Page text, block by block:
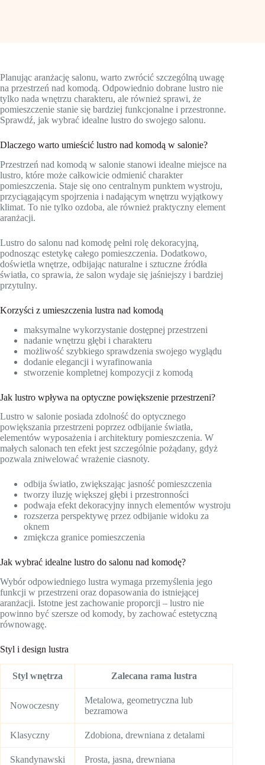
Planując aranżację salonu, warto zwrócić szczególną uwagę
na przestrzeń nad komodą. Odpowiednio dobrane lustro nie
tylko nada wnętrzu charakteru, ale również sprawi, że
pomieszczenie stanie się bardziej funkcjonalne i przestronne.
Sprawdź, jak wybrać idealne lustro do swojego salonu.
Dlaczego warto umieścić lustro nad komodą w salonie?
Przestrzeń nad komodą w salonie stanowi idealne miejsce na
lustro, które może całkowicie odmienić charakter
pomieszczenia. Staje się ono centralnym punktem wystroju,
przyciągającym spojrzenia i nadającym wnętrzu wyjątkowy
klimat. To nie tylko ozdoba, ale również praktyczny element
aranżacji.
Lustro do salonu nad komodę pełni rolę dekoracyjną,
podnosząc estetykę całego pomieszczenia. Dodatkowo,
doświetla wnętrze, odbijając naturalne i sztuczne źródła
światła, co sprawia, że salon wydaje się jaśniejszy i bardziej
przytulny.
Korzyści z umieszczenia lustra nad komodą
maksymalne wykorzystanie dostępnej przestrzeni
nadanie wnętrzu głębi i charakteru
możliwość szybkiego sprawdzenia swojego wyglądu
dodanie elegancji i wyrafinowania
stworzenie kompletnej kompozycji z komodą
Jak lustro wpływa na optyczne powiększenie przestrzeni?
Lustro w salonie posiada zdolność do optycznego
powiększania przestrzeni poprzez odbijanie światła,
elementów wyposażenia i architektury pomieszczenia. W
małych salonach ten efekt jest szczególnie pożądany, gdyż
pozwala zniwelować wrażenie ciasnoty.
odbija światło, zwiększając jasność pomieszczenia
tworzy iluzję większej głębi i przestronności
podwaja efekt dekoracyjny innych elementów wystroju
rozszerza perspektywę przez odbijanie widoku za
oknem
zmiękcza granice pomieszczenia
Jak wybrać idealne lustro do salonu nad komodę?
Wybór odpowiedniego lustra wymaga przemyślenia jego
funkcji w przestrzeni oraz dopasowania do istniejącej
aranżacji. Istotne jest zachowanie proporcji – lustro nie
powinno być szersze od komody, by zachować estetyczną
równowagę.
Styl i design lustra
Styl wnętrza Zalecana rama lustra
Nowoczesny
Metalowa, geometryczna lub
bezramowa
Klasyczny Zdobiona, drewniana z detalami
Skandynawski Prosta, jasna, drewniana